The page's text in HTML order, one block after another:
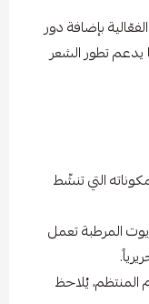
بإضافة دور
يدعم تطور الشعر
التي تنشّط
المرطبة تعمل
يُلاحظ